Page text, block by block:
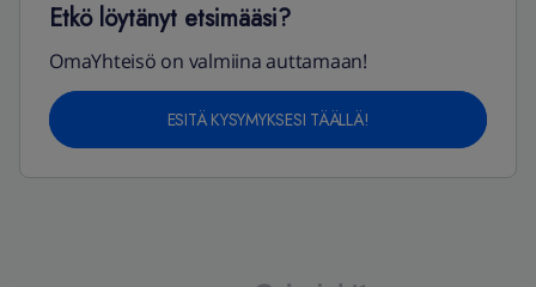
Etkö löytänyt etsimääsi?
OmaYhteisö on valmiina auttamaan!
ESITÄ KYSYMYKSESI TÄÄLLÄ!